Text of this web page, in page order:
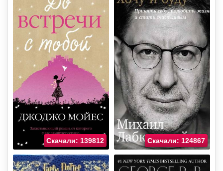
Скачали: 139812 Скачали: 124867